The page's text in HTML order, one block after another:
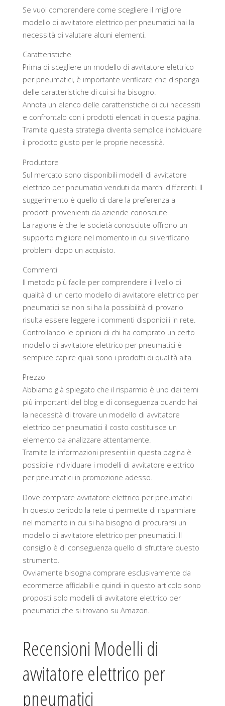
Se vuoi comprendere come scegliere il migliore
modello di avvitatore elettrico per pneumatici hai la
necessità di valutare alcuni elementi.
Caratteristiche
Prima di scegliere un modello di avvitatore elettrico
per pneumatici, è importante verificare che disponga
delle caratteristiche di cui si ha bisogno.
Annota un elenco delle caratteristiche di cui necessiti
e confrontalo con i prodotti elencati in questa pagina.
Tramite questa strategia diventa semplice individuare
il prodotto giusto per le proprie necessità.
Produttore
Sul mercato sono disponibili modelli di avvitatore
elettrico per pneumatici venduti da marchi differenti. Il
suggerimento è quello di dare la preferenza a
prodotti provenienti da aziende conosciute.
La ragione è che le società conosciute offrono un
supporto migliore nel momento in cui si verificano
problemi dopo un acquisto.
Commenti
Il metodo più facile per comprendere il livello di
qualità di un certo modello di avvitatore elettrico per
pneumatici se non si ha la possibilità di provarlo
risulta essere leggere i commenti disponibili in rete.
Controllando le opinioni di chi ha comprato un certo
modello di avvitatore elettrico per pneumatici è
semplice capire quali sono i prodotti di qualità alta.
Prezzo
Abbiamo già spiegato che il risparmio è uno dei temi
più importanti del blog e di conseguenza quando hai
la necessità di trovare un modello di avvitatore
elettrico per pneumatici il costo costituisce un
elemento da analizzare attentamente.
Tramite le informazioni presenti in questa pagina è
possibile individuare i modelli di avvitatore elettrico
per pneumatici in promozione adesso.
Dove comprare avvitatore elettrico per pneumatici
In questo periodo la rete ci permette di risparmiare
nel momento in cui si ha bisogno di procurarsi un
modello di avvitatore elettrico per pneumatici. Il
consiglio è di conseguenza quello di sfruttare questo
strumento.
Ovviamente bisogna comprare esclusivamente da
ecommerce affidabili e quindi in questo articolo sono
proposti solo modelli di avvitatore elettrico per
pneumatici che si trovano su Amazon.
Recensioni Modelli di
avvitatore elettrico per
pneumatici